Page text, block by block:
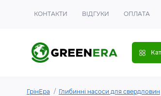
КОНТАКТИ ВІДГУКИ ОПЛАТА
ГрінЕра Глибинні насоси для свердловин